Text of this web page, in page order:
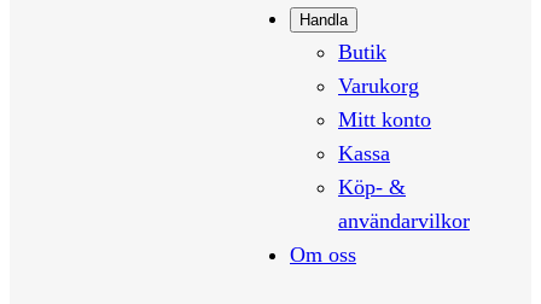
Handla
Butik
Varukorg
Mitt konto
Kassa
Köp- &
användarvilkor
Om oss